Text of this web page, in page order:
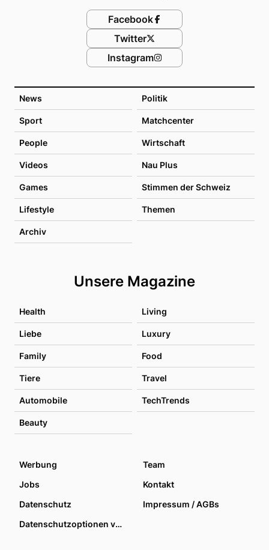
News Politik
Sport Matchcenter
People Wirtschaft
Videos Nau Plus
Games Stimmen der Schweiz
Lifestyle Themen
Archiv
Unsere Magazine
Health Living
Liebe Luxury
Family Food
Tiere Travel
Automobile TechTrends
Beauty
Facebook
Twitter
Instagram
Werbung
Team
Jobs
Kontakt
Datenschutz
Impressum / AGBs
Datenschutzoptionen verwalten